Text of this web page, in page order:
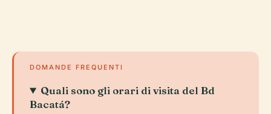
DOMANDE FREQUENTI
Quali sono gli orari di visita del Bd
Bacatá?